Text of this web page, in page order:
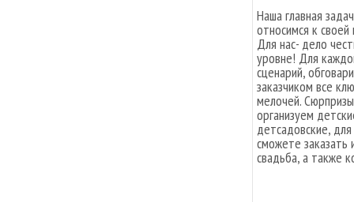
Наша главная
относимся к
Для нас- дело
уровне! Для
сценарий,
заказчиком все
мелочей.
организуем
детсадовские,
сможете заказать
свадьба, а также